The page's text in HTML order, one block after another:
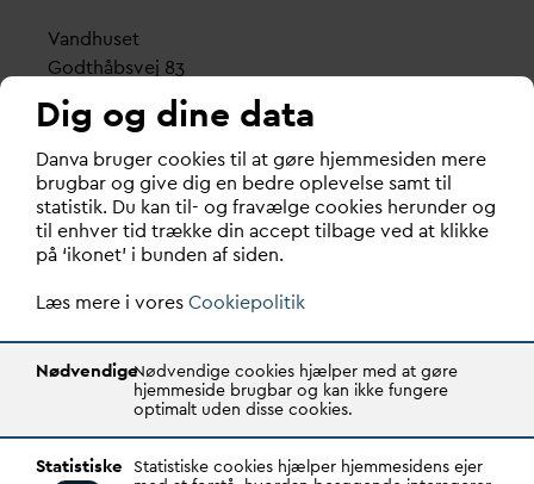
Vandhuset
Godthåbsvej 83
8660 Skanderborg
København
Vester Farimagsgade 1, 5. sal.
1606 København V
Tlf.: 70 21 00 55
d
a.dk
Transparency Register: REG 0105047100027-26
Dig og dine data
Danva bruger cookies til at gøre hjemmesiden mere
brugbar og give dig en bedre oplevelse samt til
statistik. Du kan til- og fravælge cookies herunder og
til enhver tid trække din accept tilbage ved at klikke
på ‘ikonet’ i bunden af siden.
Læs mere i voresCookiepolitik
NødvendigeNødvendige cookies hjælper med at gøre
hjemmeside brugbar og kan ikke fungere
optimalt uden disse cookies.
Statistiske Statistiske cookies hjælper hjemmesidens ejer